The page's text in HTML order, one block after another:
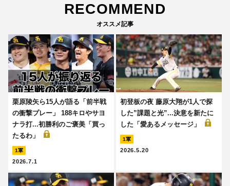
RECOMMEND
オススメ記事
栗原陵矢ら15人が語る「前半戦
の衝撃プレー」 188キロやサヨ
ナラ打...初勝利のご褒美「買っ
たるわ」
1軍
2026.7.1
初登板の夜 藤原大翔が1人で探
した”課題と光”...決意を新たに
した「愛あるメッセージ」
1軍
2026.5.20